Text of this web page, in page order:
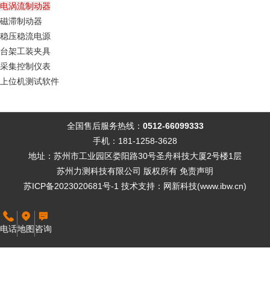
电涡流制动器
磁滞制动器
稳压稳流电源
台架工装夹具
采集控制仪表
上位机测试软件
全国售后服务热线： 0512-66099333
手机：181-1258-3628
地址：苏州市工业园区娄阳路30号圣舟科技大厦2号楼1层
苏州力测科技有限公司 版权所有 免责声明
苏ICP备2023020681号-1 技术支持 ： 网新科技(www.ibw.cn)
电话地图 咨询